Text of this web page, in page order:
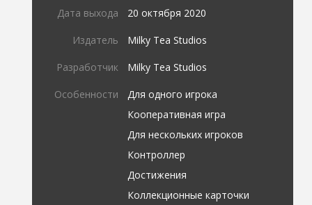
Дата выхода 20 октября 2020
Издатель Milky Tea Studios
Разработчик Milky Tea Studios
Особенности
Для одного игрока
Кооперативная игра
Для нескольких игроков
Контроллер
Достижения
Коллекционные карточки